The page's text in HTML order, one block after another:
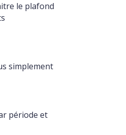
le plafond
simplement
période et